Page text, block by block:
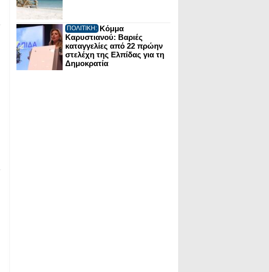
ΠΟΛΙΤΙΚΗ: Κόμμα
Καρυστιανού: Βαριές
καταγγελίες από 22 πρώην
στελέχη της Ελπίδας για τη
Δημοκρατία